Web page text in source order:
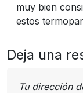
muy bien
estos
Deja una
Tu dirección